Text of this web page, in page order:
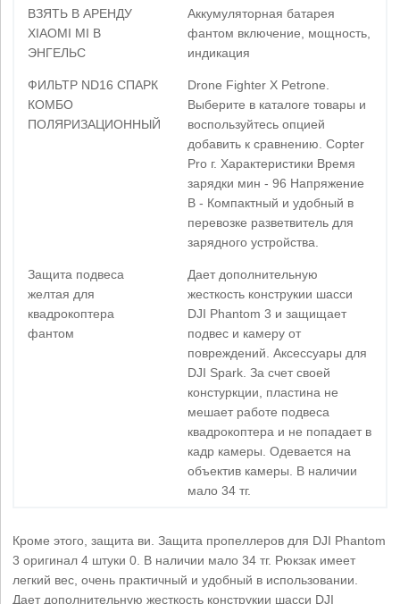
ВЗЯТЬ В АРЕНДУ
XIAOMI MI В
ЭНГЕЛЬС
Аккумуляторная батарея
фантом включение, мощность,
индикация
ФИЛЬТР ND16 СПАРК
КОМБО
ПОЛЯРИЗАЦИОННЫЙ
Drone Fighter X Petrone.
Выберите в каталоге товары и
воспользуйтесь опцией
добавить к сравнению. Copter
Pro г. Характеристики Время
зарядки мин - 96 Напряжение
В - Компактный и удобный в
перевозке разветвитель для
зарядного устройства.
Защита подвеса
желтая для
квадрокоптера
фантом
Дает дополнительную
жесткость конструкии шасси
DJI Phantom 3 и защищает
подвес и камеру от
повреждений. Аксессуары для
DJI Spark. За счет своей
констуркции, пластина не
мешает работе подвеса
квадрокоптера и не попадает в
кадр камеры. Одевается на
объектив камеры. В наличии
мало 34 тг.
Кроме этого, защита ви. Защита пропеллеров для DJI Phantom
3 оригинал 4 штуки 0. В наличии мало 34 тг. Рюкзак имеет
легкий вес, очень практичный и удобный в использовании.
Дает дополнительную жесткость конструкии шасси DJI